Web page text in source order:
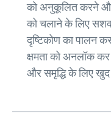
को अनुकूलित करने और
को चलाने के लिए
दृष्टिकोण का पालन
क्षमता को अनलॉक
और समृद्धि के लिए